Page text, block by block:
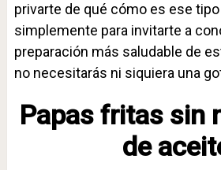
privarte de qué cómo es ese
simplemente para invitarte a
preparación más saludable de
no necesitarás ni siquiera una
Papas fritas sin
de